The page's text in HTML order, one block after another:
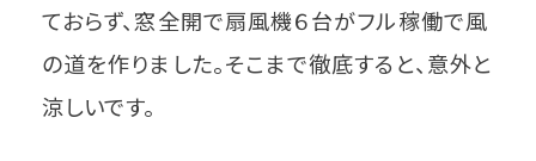
ておらず、窓全開で扇風機６台がフル稼働で風
の道を作りました。そこまで徹底すると、意外と
涼しいです。